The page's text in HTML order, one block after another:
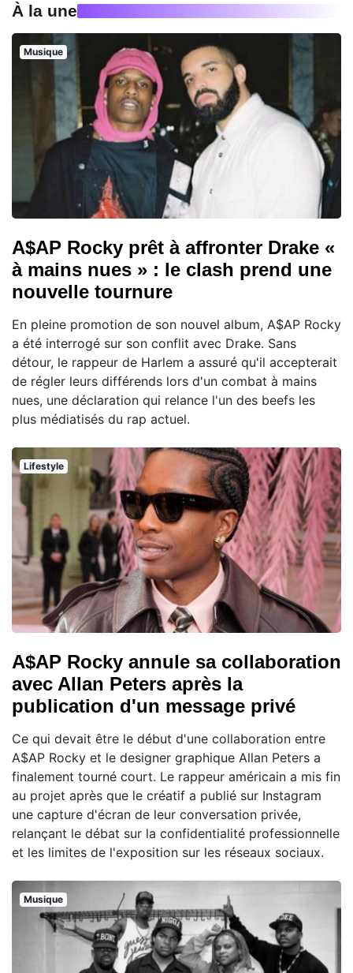
À la une
Musique
A$AP Rocky prêt à affronter Drake «
à mains nues » : le clash prend une
nouvelle tournure
En pleine promotion de son nouvel album, A$AP Rocky
a été interrogé sur son conflit avec Drake. Sans
détour, le rappeur de Harlem a assuré qu'il accepterait
de régler leurs différends lors d'un combat à mains
nues, une déclaration qui relance l'un des beefs les
plus médiatisés du rap actuel.
Lifestyle
A$AP Rocky annule sa collaboration
avec Allan Peters après la
publication d'un message privé
Ce qui devait être le début d'une collaboration entre
A$AP Rocky et le designer graphique Allan Peters a
finalement tourné court. Le rappeur américain a mis fin
au projet après que le créatif a publié sur Instagram
une capture d'écran de leur conversation privée,
relançant le débat sur la confidentialité professionnelle
et les limites de l'exposition sur les réseaux sociaux.
Musique